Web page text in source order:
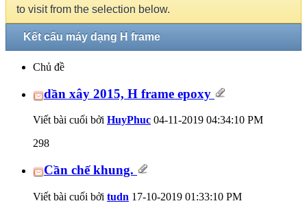
to visit from the selection below.
Kết cấu máy dạng H frame
Chủ đề
dần xây 2015, H frame epoxy
Viết bài cuối bởi HuyPhuc 04-11-2019 04:34:10 PM
298
Cần chế khung.
Viết bài cuối bởi tudn 17-10-2019 01:33:10 PM